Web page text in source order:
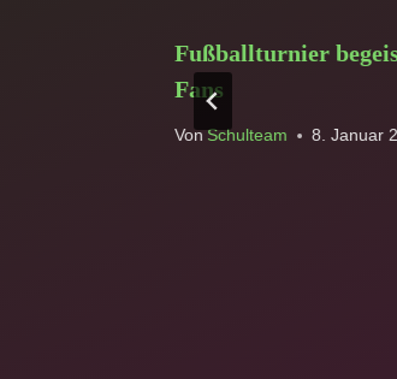
Fußballturnier
Fans
Von Schulteam 8. Januar